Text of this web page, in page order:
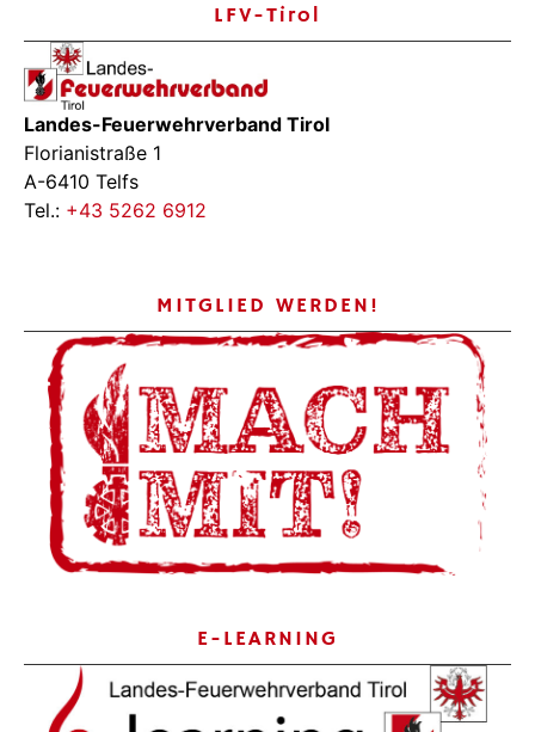
LFV-Tirol
Landes-Feuerwehrverband Tirol
Florianistraße 1
A-6410 Telfs
Tel.: +43 5262 6912
MITGLIED WERDEN!
E-LEARNING